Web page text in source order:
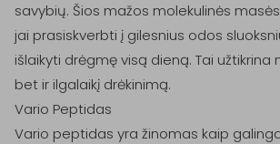
savybių. Šios mažos molekulinės
jai prasiskverbti į gilesnius odos
išlaikyti drėgmę visą dieną. Tai užtikrina
bet ir ilgalaikį drėkinimą.
Vario Peptidas
Vario peptidas yra žinomas kaip